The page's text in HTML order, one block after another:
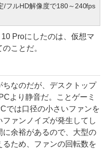
/フルHD解像度で180～240fps
Proにしたのは、仮想マ
ことだ。
なのだが、デスクトップ
より静音だ。ことゲーミ
では口径の小さいファンを
ァンノイズが発生してし
に余裕があるので、大型の
ため、ファンの回転数を